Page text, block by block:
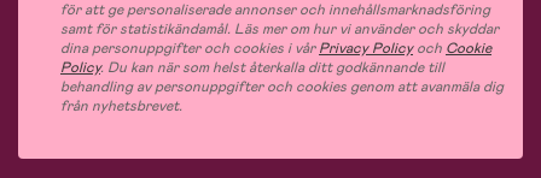
för att ge personaliserade annonser och innehållsmarknadsföring
samt för statistikändamål. Läs mer om hur vi använder och skyddar
dina personuppgifter och cookies i vårPrivacy Policyoch Cookie
Policy. Du kan när som helst återkalla ditt godkännande till
behandling av personuppgifter och cookies genom att avanmäla dig
från nyhetsbrevet.